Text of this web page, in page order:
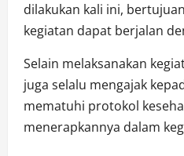
dilakukan kali ini,
kegiatan dapat berjalan
Selain melaksanakan
juga selalu mengajak
mematuhi protokol
menerapkannya dalam